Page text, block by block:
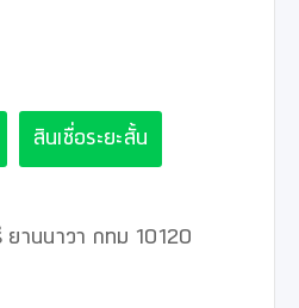
สินเชื่อระยะสั้น
านนาวา กทม 10120